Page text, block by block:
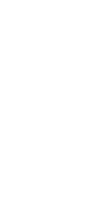
ΣΠΟΥΔΩΝ